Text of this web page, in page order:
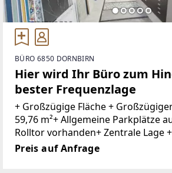
BÜRO 6850 DORNBIRN
Hier wird Ihr Büro zum
bester Frequenzlage
+ Großzügige Fläche +
59,76 m²+ Allgemeine Parkplätze
Rolltor vorhanden+ Zentrale Lage
Infrastruktur+ Nahversorger und
der Nähe + Öffentliche
Preis auf Anfrage